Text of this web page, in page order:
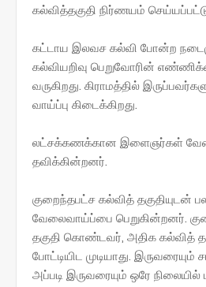
கல்வித்தகுதி நிர்ணயம்
கட்டாய இலவச கல்வி போன்ற
கல்வியறிவு பெறுவோரின்
வருகிறது. கிராமத்தில்
வாய்ப்பு கிடைக்கிறது.
லட்சக்கணக்கான இளைஞர்கள்
தவிக்கின்றனர்.
குறைந்தபட்ச கல்வித் தகுதியுடன்
வேலைவாய்ப்பை பெறுகின்றனர்.
தகுதி கொண்டவர், அதிக கல்வித்
போட்டியிட முடியாது. இருவரையும்
அப்படி இருவரையும் ஒரே நிலையில்